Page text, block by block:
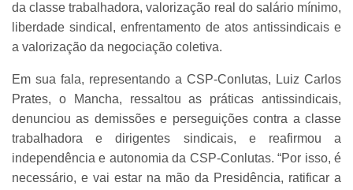
da classe trabalhadora, valorização real do salário mínimo,
liberdade sindical, enfrentamento de atos antissindicais e
a valorização da negociação coletiva.
Em sua fala, representando a CSP-Conlutas, Luiz Carlos
Prates, o Mancha, ressaltou as práticas antissindicais,
denunciou as demissões e perseguições contra a classe
trabalhadora e dirigentes sindicais, e reafirmou a
independência e autonomia da CSP-Conlutas. “Por isso, é
necessário, e vai estar na mão da Presidência, ratificar a